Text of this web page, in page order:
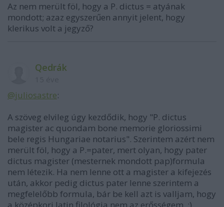
Az nem merült föl, hogy a P. dictus = atyának
mondott; azaz egyszerűen annyit jelent, hogy
klerikus volt a jegyző?
Qedrák
@juliosastre:
A szöveg elvileg úgy kezdődik, hogy "P. dictus
magister ac quondam bone memorie gloriossimi
bele regis Hungariae notarius". Szerintem azért nem
merült föl, hogy a P.=pater, mert olyan, hogy pater
dictus magister (mesternek mondott pap)formula
nem létezik. Ha nem lenne ott a magister a kifejezés
után, akkor pedig dictus pater lenne szerintem a
megfelelőbb formula, bár be kell azt is valljam, hogy